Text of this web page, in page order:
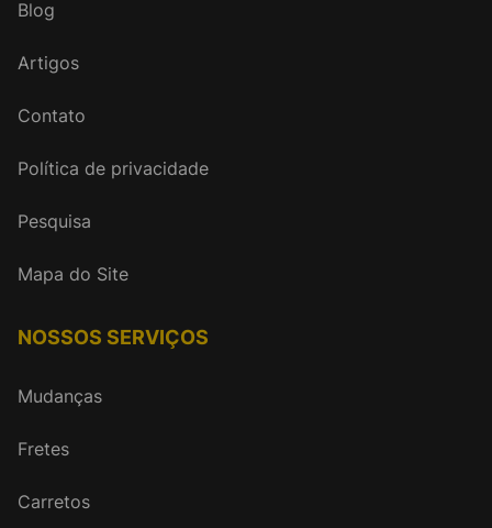
Blog
Artigos
Contato
Política de privacidade
Pesquisa
Mapa do Site
NOSSOS SERVIÇOS
Mudanças
Fretes
Carretos